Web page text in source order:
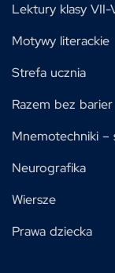
Lektury klasy VII-
Motywy literackie
Strefa ucznia
Razem bez barier
Mnemotechniki –
Neurografika
Wiersze
Prawa dziecka